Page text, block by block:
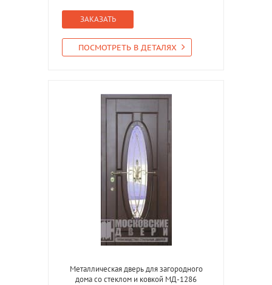
ЗАКАЗАТЬ
ПОСМОТРЕТЬ В ДЕТАЛЯХ
Металлическая дверь для загородного
дома со стеклом и ковкой МД-1286